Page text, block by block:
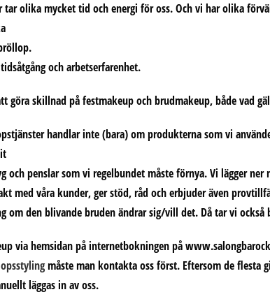
olika mycket tid och energi för oss. Och vi har olika
och arbetserfarenhet.
göra skillnad på festmakeup och brudmakeup, både vad
handlar inte (bara) om produkterna som vi
och penslar som vi regelbundet måste förnya. Vi lägger
med våra kunder, ger stöd, råd och erbjuder även
om den blivande bruden ändrar sig/vill det. Då tar vi
via hemsidan på internetbokningen på
måste man kontakta oss först. Eftersom de flesta
läggas in av oss.